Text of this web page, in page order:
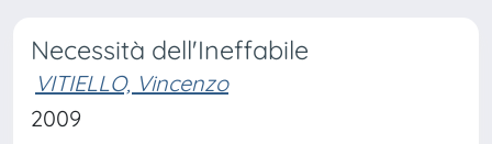
Necessità dell'Ineffabile
VITIELLO, Vincenzo
2009